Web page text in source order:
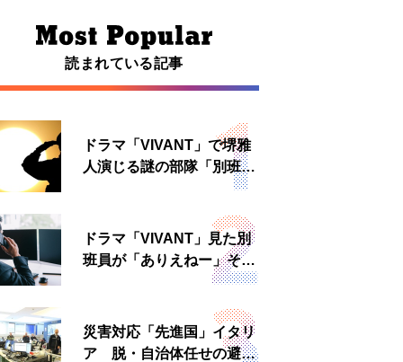
読まれている記事
ドラマ「VIVANT」で堺雅
人演じる謎の部隊「別班」
は実在する？内情知る人物
ドラマ「VIVANT」見た別
班員が「ありえねー」その
理由とは 非公然組織ゆえ
災害対応「先進国」イタリ
ア 脱・自治体任せの避難